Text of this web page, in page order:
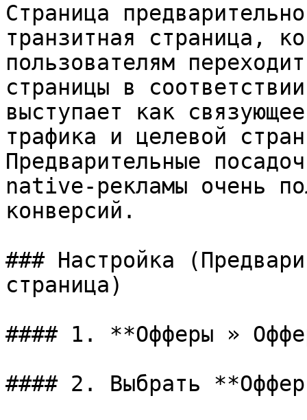
Страница
транзитная страница,
пользователям
страницы в
выступает как
трафика и целевой
Предварительные
native-рекламы очень
конверсий.
### Настройка
страница)
#### 1. **Офферы »
#### 2. Выбрать